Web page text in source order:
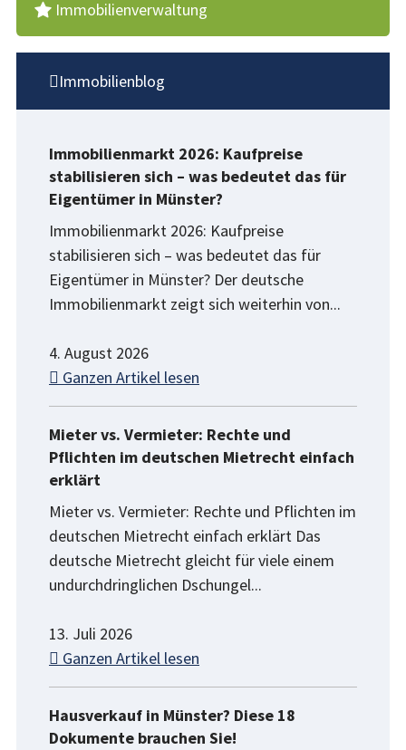
Immobilienverwaltung
Immobilienblog
Immobilienmarkt 2026: Kaufpreise
stabilisieren sich – was bedeutet das für
Eigentümer in Münster?
Immobilienmarkt 2026: Kaufpreise
stabilisieren sich – was bedeutet das für
Eigentümer in Münster? Der deutsche
Immobilienmarkt zeigt sich weiterhin von...
4. August 2026
Ganzen Artikel lesen
Mieter vs. Vermieter: Rechte und
Pflichten im deutschen Mietrecht einfach
erklärt
Mieter vs. Vermieter: Rechte und Pflichten im
deutschen Mietrecht einfach erklärt Das
deutsche Mietrecht gleicht für viele einem
undurchdringlichen Dschungel...
13. Juli 2026
Ganzen Artikel lesen
Hausverkauf in Münster? Diese 18
Dokumente brauchen Sie!